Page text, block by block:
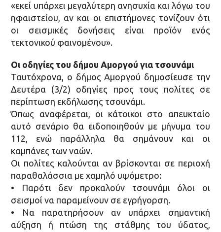
«εκεί υπάρχει μεγαλύτερη ανησυχία και λόγω του
ηφαιστείου, αν και οι επιστήμονες τονίζουν ότι
οι σεισμικές δονήσεις είναι προϊόν ενός
τεκτονικού φαινομένου».
Οι οδηγίες του δήμου Αμοργού για τσουνάμι
Ταυτόχρονα, ο δήμος Αμοργού δημοσίευσε την
Δευτέρα (3/2) οδηγίες προς τους πολίτες σε
περίπτωση εκδήλωσης τσουνάμι.
Όπως αναφέρεται, οι κάτοικοι στο απευκταίο
αυτό σενάριο θα ειδοποιηθούν με μήνυμα του
112, ενώ παράλληλα θα σημάνουν και οι
καμπάνες των ναών.
Οι πολίτες καλούνται αν βρίσκονται σε περιοχή
παραθαλάσσια με χαμηλό υψόμετρο:
• Παρότι δεν προκαλούν τσουνάμι όλοι οι
σεισμοί να παραμείνουν σε εγρήγορση.
• Να παρατηρήσουν αν υπάρχει σημαντική
αύξηση ή πτώση της στάθμης του ύδατος,